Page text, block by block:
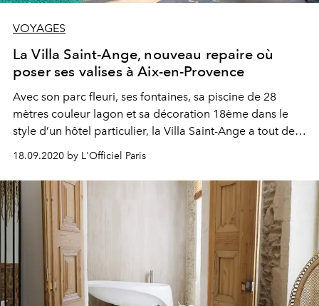
VOYAGES
La Villa Saint-Ange, nouveau repaire où
poser ses valises à Aix-en-Provence
Avec son parc fleuri, ses fontaines, sa piscine de 28
mètres couleur lagon et sa décoration 18ème dans le
style d’un hôtel particulier, la Villa Saint-Ange a tout de
la maison de famille. Inaugurée l'année dernière, cette
nouvelle adresse 5 étoiles nichée au cœur d’Aix-en-
Provence ouvre les bras à ceux qui cherchent encore un
coin où se poser à la rentrée. Ils l’ont trouvé…
18.09.2020 by L'Officiel Paris